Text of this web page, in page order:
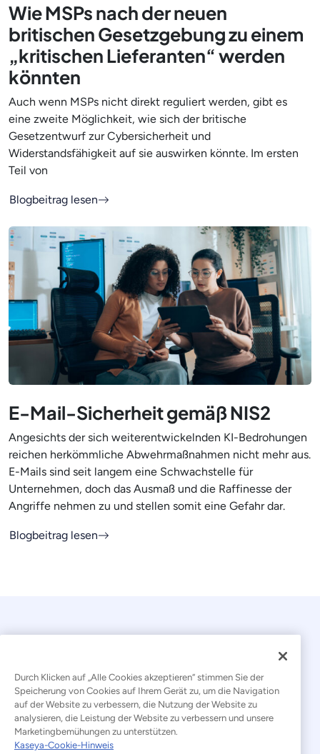
Wie MSPs nach der neuen
britischen Gesetzgebung zu einem
„kritischen Lieferanten“ werden
könnten
Auch wenn MSPs nicht direkt reguliert werden, gibt es
eine zweite Möglichkeit, wie sich der britische
Gesetzentwurf zur Cybersicherheit und
Widerstandsfähigkeit auf sie auswirken könnte. Im ersten
Teil von
Blogbeitrag lesen
E-Mail-Sicherheit gemäß NIS2
Angesichts der sich weiterentwickelnden KI-Bedrohungen
reichen herkömmliche Abwehrmaßnahmen nicht mehr aus.
E-Mails sind seit langem eine Schwachstelle für
Unternehmen, doch das Ausmaß und die Raffinesse der
Angriffe nehmen zu und stellen somit eine Gefahr dar.
Blogbeitrag lesen
© 2026 Kaseya. Alle Rechte vorbehalten.
Deutsch
Durch Klicken auf „Alle Cookies akzeptieren“ stimmen Sie der
Speicherung von Cookies auf Ihrem Gerät zu, um die Navigation
auf der Website zu verbessern, die Nutzung der Website zu
analysieren, die Leistung der Website zu verbessern und unsere
Marketingbemühungen zu unterstützen.
Kaseya-Cookie-Hinweis